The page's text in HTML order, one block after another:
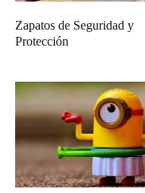
Zapatos de Seguridad y
Protección